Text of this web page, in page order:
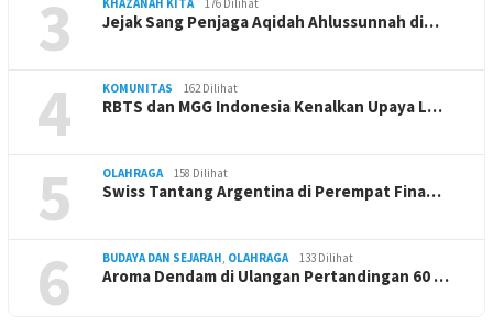
3 KHAZANAH KITA 176 Dilihat
Jejak Sang Penjaga Aqidah Ahlussunnah di…
4 KOMUNITAS 162 Dilihat
RBTS dan MGG Indonesia Kenalkan Upaya L…
5 OLAHRAGA 158 Dilihat
Swiss Tantang Argentina di Perempat Fina…
6 BUDAYA DAN SEJARAH, OLAHRAGA 133 Dilihat
Aroma Dendam di Ulangan Pertandingan 60 …